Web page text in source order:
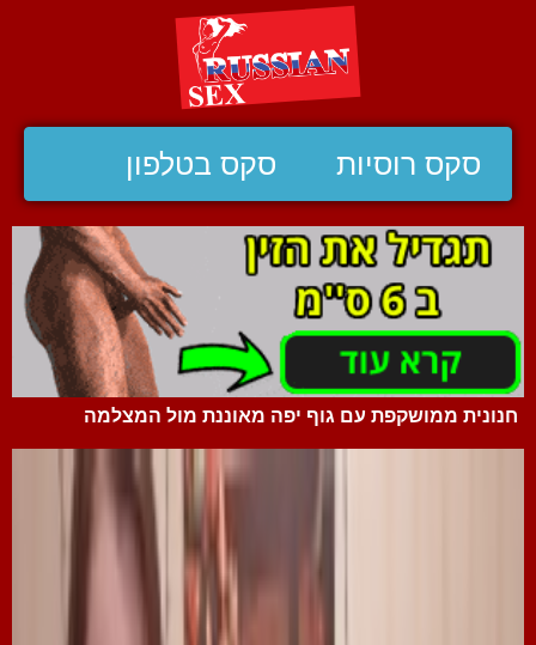
סקס רוסיות סקס בטלפון
חנונית ממושקפת עם גוף יפה מאוננת מול המצלמה